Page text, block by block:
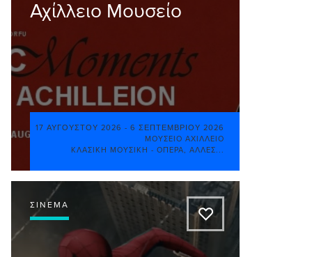
Αχίλλειο Μουσείο
17 ΑΥΓΟΎΣΤΟΥ 2026 - 6 ΣΕΠΤΕΜΒΡΊΟΥ 2026
ΜΟΥΣΕΊΟ ΑΧΊΛΛΕΙΟ
ΚΛΑΣΙΚΉ ΜΟΥΣΙΚΉ - ΌΠΕΡΑ
ΆΛΛΕΣ...
ΣΙΝΕΜΆ
A